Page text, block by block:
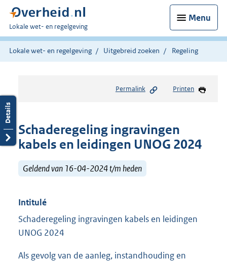
Menu
U
bent
hier:
Lokale wet- en regelgeving
Lokale wet- en regelgeving Uitgebreid zoeken Regeling
Permalink Printen
Schaderegeling ingravingen
kabels en leidingen UNOG 2024
Geldend van 16-04-2024 t/m heden
Intitulé
Schaderegeling ingravingen kabels en leidingen
UNOG 2024
Als gevolg van de aanleg, instandhouding en